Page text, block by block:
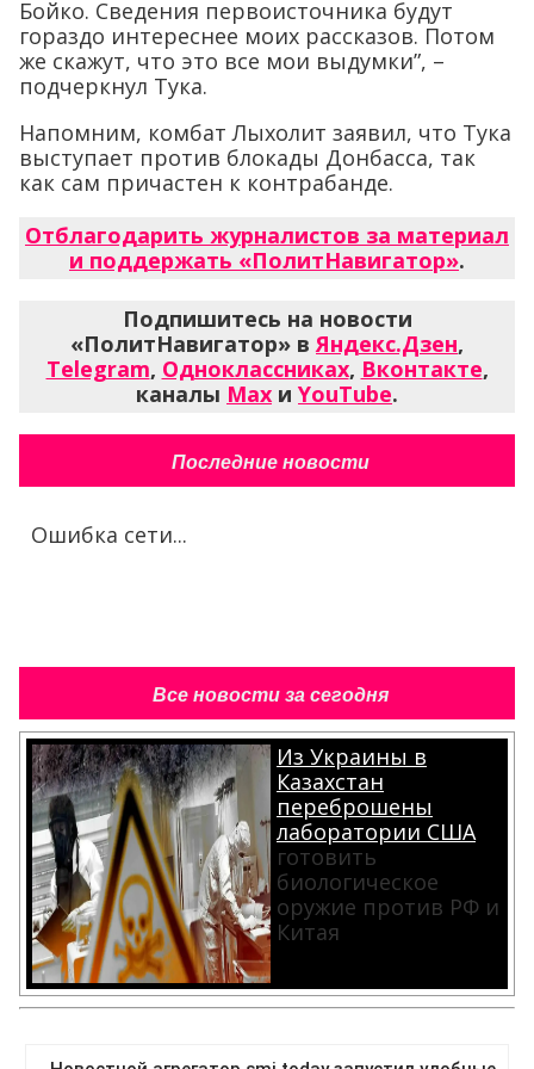
Бойко. Сведения первоисточника будут
гораздо интереснее моих рассказов. Потом
же скажут, что это все мои выдумки”, –
подчеркнул Тука.
Напомним, комбат Лыхолит заявил, что Тука
выступает против блокады Донбасса, так
как сам причастен к контрабанде.
Отблагодарить журналистов за материал
и поддержать «ПолитНавигатор».
Подпишитесь на новости
«ПолитНавигатор» вЯндекс.Дзен,
Telegram, Одноклассниках, Вконтакте,
каналы Max и YouTube.
Последние новости
Ошибка сети...
Все новости за сегодня
Из Украины в
Казахстан
переброшены
лаборатории США
готовить
биологическое
оружие против РФ и
Китая